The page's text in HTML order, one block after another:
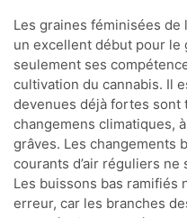
Les graines féminisées de
un excellent début pour
seulement ses
cultivation du cannabis. Il
devenues déjà fortes sont
changemens climatiques,
grâves. Les changements
courants d’air réguliers
Les buissons bas ramifiés
erreur, car les branches